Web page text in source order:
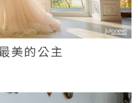
美的公主